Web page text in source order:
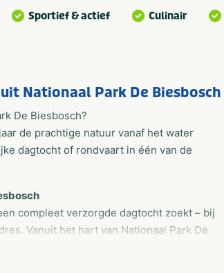
Sportief & actief Culinair
Nationaal Park De Biesbosch
De Biesbosch?
de prachtige natuur vanaf het water
dagtocht of rondvaart in één van de
compleet verzorgde dagtocht zoekt – bij
Vanuit het hart van Nationaal Park De
op het water.